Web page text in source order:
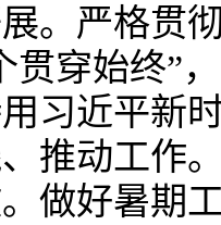
。严格贯
贯穿始终”
习近平新
推动工作
做好暑期